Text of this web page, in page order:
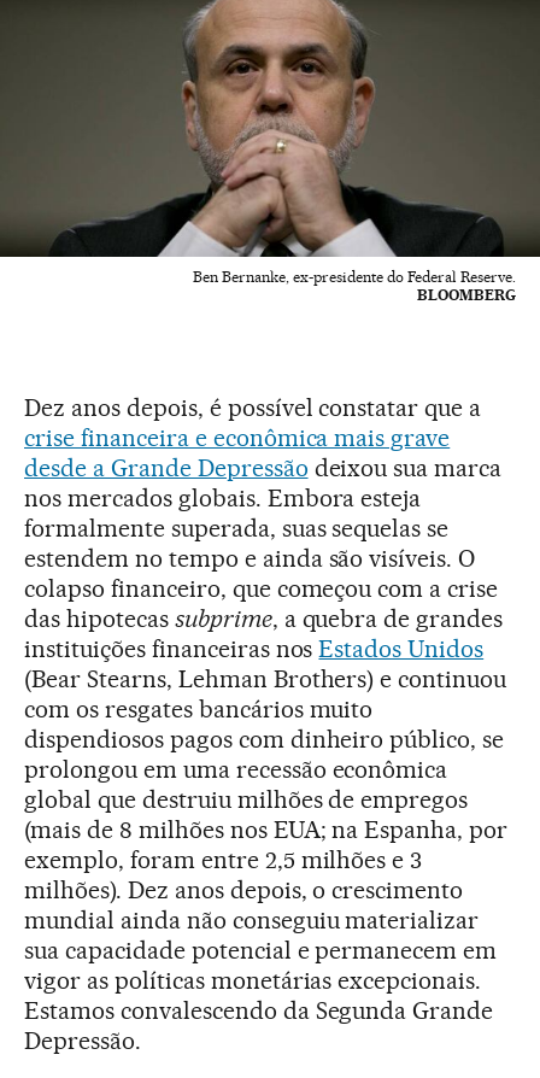
Ben Bernanke, ex-presidente do Federal Reserve.
BLOOMBERG
Dez anos depois, é possível constatar que a
crise financeira e econômica mais grave
desde a Grande Depressão deixou sua marca
nos mercados globais. Embora esteja
formalmente superada, suas sequelas se
estendem no tempo e ainda são visíveis. O
colapso financeiro, que começou com a crise
das hipotecas subprime, a quebra de grandes
instituições financeiras nosEstados Unidos
(Bear Stearns, Lehman Brothers) e continuou
com os resgates bancários muito
dispendiosos pagos com dinheiro público, se
prolongou em uma recessão econômica
global que destruiu milhões de empregos
(mais de 8 milhões nos EUA; na Espanha, por
exemplo, foram entre 2,5 milhões e 3
milhões). Dez anos depois, o crescimento
mundial ainda não conseguiu materializar
sua capacidade potencial e permanecem em
vigor as políticas monetárias excepcionais.
Estamos convalescendo da Segunda Grande
Depressão.